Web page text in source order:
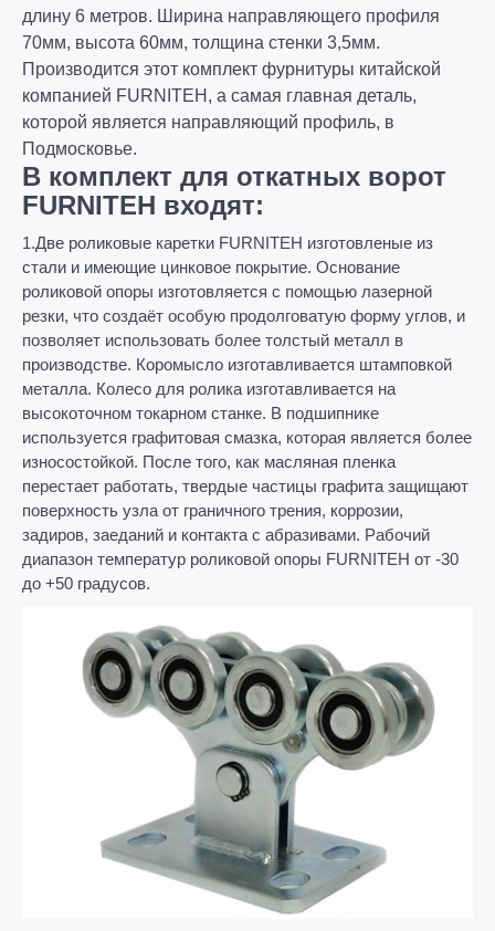
длину 6 метров. Ширина направляющего профиля
70мм, высота 60мм, толщина стенки 3,5мм.
Производится этот комплект фурнитуры китайской
компанией FURNITEH, а самая главная деталь,
которой является направляющий профиль, в
Подмосковье.
В комплект для откатных ворот
FURNITEH входят:
1.Две роликовые каретки FURNITEH изготовленые из
стали и имеющие цинковое покрытие. Основание
роликовой опоры изготовляется с помощью лазерной
резки, что создаёт особую продолговатую форму углов, и
позволяет использовать более толстый металл в
производстве. Коромысло изготавливается штамповкой
металла. Колесо для ролика изготавливается на
высокоточном токарном станке. В подшипнике
используется графитовая смазка, которая является более
износостойкой. После того, как масляная пленка
перестает работать, твердые частицы графита защищают
поверхность узла от граничного трения, коррозии,
задиров, заеданий и контакта с абразивами. Рабочий
диапазон температур роликовой опоры FURNITEH от -30
до +50 градусов.